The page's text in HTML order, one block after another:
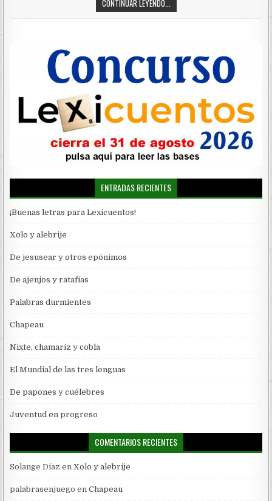
CONTINUAR LEYENDO...
ENTRADAS RECIENTES
¡Buenas letras para Lexicuentos!
Xolo y alebrije
De jesusear y otros epónimos
De ajenjos y ratafías
Palabras durmientes
Chapeau
Nixte, chamariz y cobla
El Mundial de las tres lenguas
De papones y cuélebres
Juventud en progreso
COMENTARIOS RECIENTES
Solange Díaz enXolo y alebrije
palabrasenjuego enChapeau